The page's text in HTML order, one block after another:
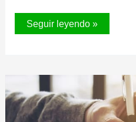
TU
HIPOTECA
Seguir leyendo »